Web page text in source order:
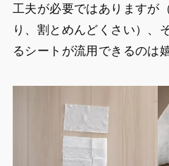
工夫が必要ではありますが
り、割とめんどくさい）、
るシートが流用できるのは